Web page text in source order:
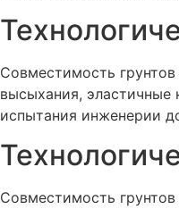
Совместимость
высыхания, эластичные
испытания инженерии
Совместимость